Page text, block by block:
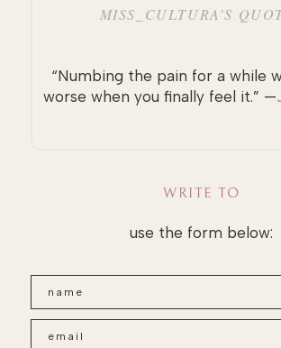
MISS_CULTURA’S
“Numbing the pain for a while
worse when you finally feel it.” —
WRITE TO
use the form below: